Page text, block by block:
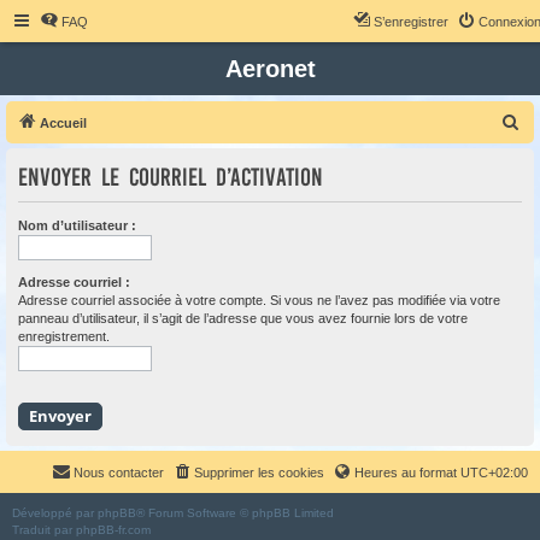
FAQ Connexion
S’enregistrer
Aeronet
Accueil
Envoyer le courriel d’activation
Nom d’utilisateur :
Adresse courriel :
Adresse courriel associée à votre compte. Si vous ne l’avez pas modifiée via votre
panneau d’utilisateur, il s’agit de l’adresse que vous avez fournie lors de votre
enregistrement.
Heures au format UTC+02:00
Supprimer les cookies
Nous contacter
Développé par phpBB® Forum Software © phpBB Limited
Traduit par phpBB-fr.com